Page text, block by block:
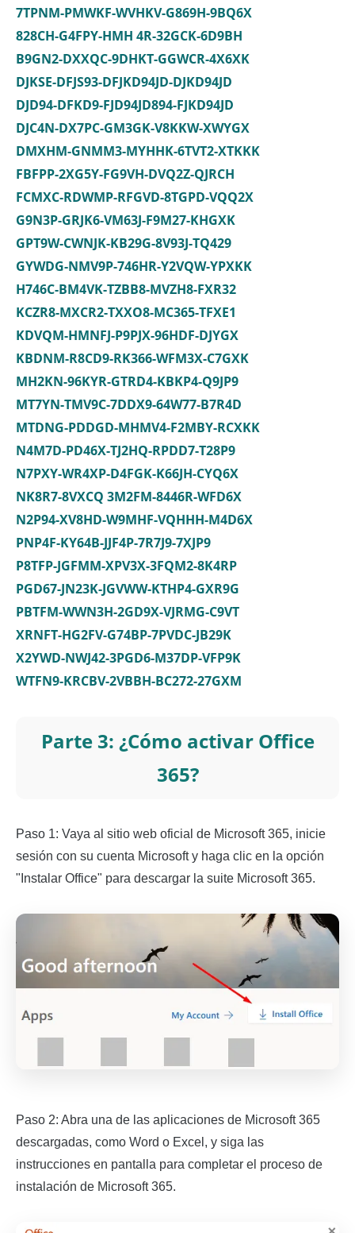
7TPNM-PMWKF-WVHKV-G869H-9BQ6X
828CH-G4FPY-HMH 4R-32GCK-6D9BH
B9GN2-DXXQC-9DHKT-GGWCR-4X6XK
DJKSE-DFJS93-DFJKD94JD-DJKD94JD
DJD94-DFKD9-FJD94JD894-FJKD94JD
DJC4N-DX7PC-GM3GK-V8KKW-XWYGX
DMXHM-GNMM3-MYHHK-6TVT2-XTKKK
FBFPP-2XG5Y-FG9VH-DVQ2Z-QJRCH
FCMXC-RDWMP-RFGVD-8TGPD-VQQ2X
G9N3P-GRJK6-VM63J-F9M27-KHGXK
GPT9W-CWNJK-KB29G-8V93J-TQ429
GYWDG-NMV9P-746HR-Y2VQW-YPXKK
H746C-BM4VK-TZBB8-MVZH8-FXR32
KCZR8-MXCR2-TXXO8-MC365-TFXE1
KDVQM-HMNFJ-P9PJX-96HDF-DJYGX
KBDNM-R8CD9-RK366-WFM3X-C7GXK
MH2KN-96KYR-GTRD4-KBKP4-Q9JP9
MT7YN-TMV9C-7DDX9-64W77-B7R4D
MTDNG-PDDGD-MHMV4-F2MBY-RCXKK
N4M7D-PD46X-TJ2HQ-RPDD7-T28P9
N7PXY-WR4XP-D4FGK-K66JH-CYQ6X
NK8R7-8VXCQ 3M2FM-8446R-WFD6X
N2P94-XV8HD-W9MHF-VQHHH-M4D6X
PNP4F-KY64B-JJF4P-7R7J9-7XJP9
P8TFP-JGFMM-XPV3X-3FQM2-8K4RP
PGD67-JN23K-JGVWW-KTHP4-GXR9G
PBTFM-WWN3H-2GD9X-VJRMG-C9VT
XRNFT-HG2FV-G74BP-7PVDC-JB29K
X2YWD-NWJ42-3PGD6-M37DP-VFP9K
WTFN9-KRCBV-2VBBH-BC272-27GXM
Parte 3: ¿Cómo activar Office
365?
Paso 1: Vaya al sitio web oficial de Microsoft 365, inicie
sesión con su cuenta Microsoft y haga clic en la opción
"Instalar Office" para descargar la suite Microsoft 365.
Paso 2: Abra una de las aplicaciones de Microsoft 365
descargadas, como Word o Excel, y siga las
instrucciones en pantalla para completar el proceso de
instalación de Microsoft 365.